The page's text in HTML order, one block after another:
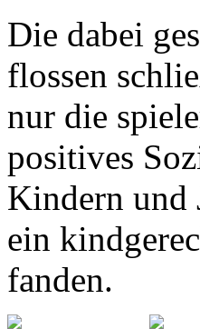
Die dabei
flossen
nur die
positives
Kindern und
ein
fanden.